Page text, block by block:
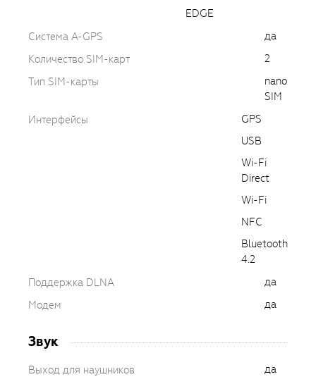
EDGE
Cистема A-GPS
да
Количество SIM-карт
2
Тип SIM-карты
nano
SIM
Интерфейсы
GPS
USB
Wi-Fi
Direct
Wi-Fi
NFC
Bluetooth
4.2
Поддержка DLNA
да
Модем
да
Звук
Выход для наушников
да